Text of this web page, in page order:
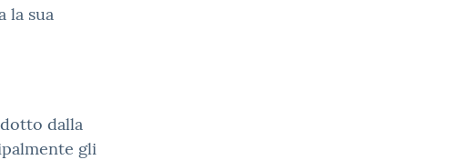
la sua
dalla
gli